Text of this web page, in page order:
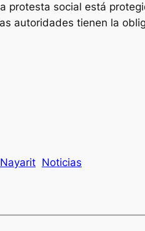
protesta social está
autoridades tienen la
Nayarit Noticias